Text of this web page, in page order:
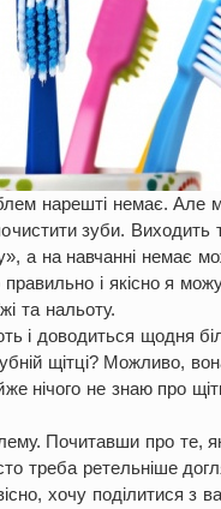
нарешті немає. Але
зуби. Виходить
а на навчанні немає
і якісно я
та нальоту.
і доводиться щодня
щітці? Можливо,
нічого не знаю про
Почитавши про те,
треба ретельніше
хочу поділитися з